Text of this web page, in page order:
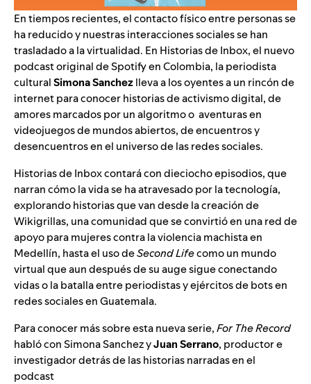
En tiempos recientes, el contacto físico entre personas se
ha reducido y nuestras interacciones sociales se han
trasladado a la virtualidad. En Historias de Inbox, el nuevo
podcast original de Spotify en Colombia, la periodista
culturalSimona Sanchezlleva a los oyentes a un rincón de
internet para conocer historias de activismo digital, de
amores marcados por un algoritmo o aventuras en
videojuegos de mundos abiertos, de encuentros y
desencuentros en el universo de las redes sociales.
Historias de Inbox contará con dieciochoepisodios, que
narran cómo la vida se ha atravesado por la tecnología,
explorando historias que van desde la creación de
Wikigrillas, una comunidad que se convirtió en una red de
apoyo para mujeres contra la violencia machista en
Medellín, hasta el uso deSecond Lifecomo un mundo
virtual que aun después de su auge sigue conectando
vidas o la batalla entre periodistas y ejércitos de bots en
redes sociales en Guatemala.
Para conocer más sobre esta nueva serie,For The Record
habló con Simona Sanchez yJuanSerrano, productor e
investigador detrás de las historias narradas en el
podcast